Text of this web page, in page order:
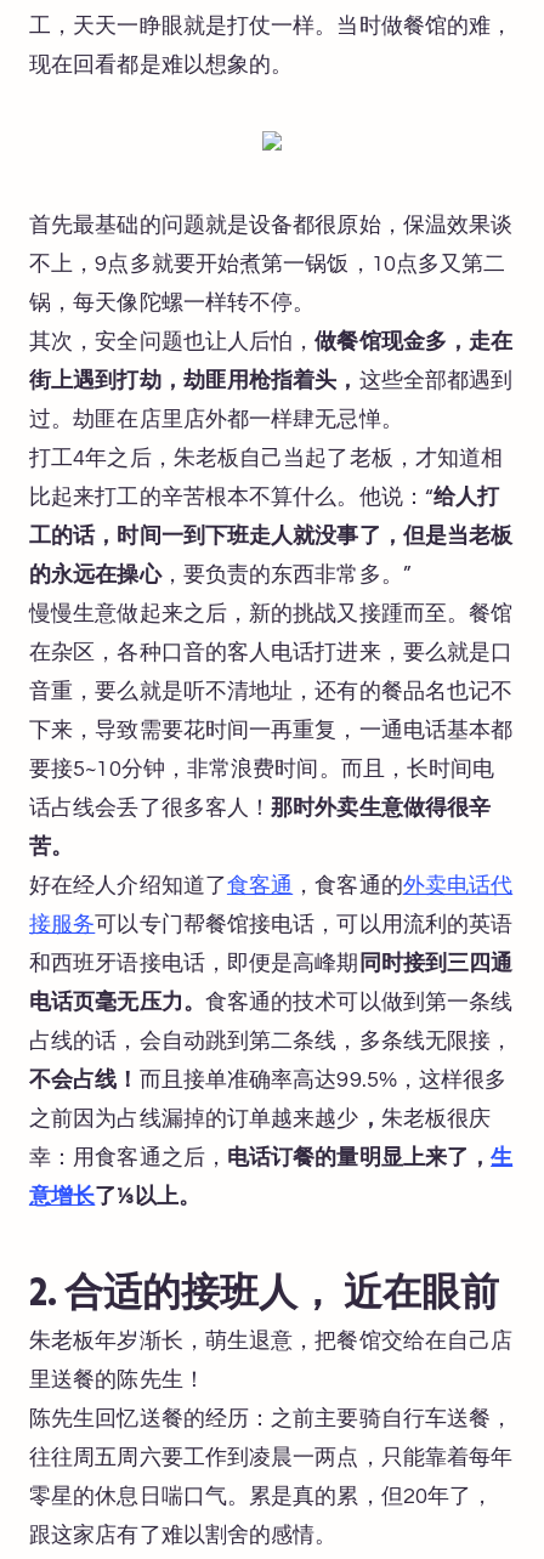
工，天天一睁眼就是打仗一样。当时做餐馆的难，
现在回看都是难以想象的。
首先最基础的问题就是设备都很原始，保温效果谈
不上，9点多就要开始煮第一锅饭，10点多又第二
锅，每天像陀螺一样转不停。
其次，安全问题也让人后怕，做餐馆现金多，走在
街上遇到打劫，劫匪用枪指着头， 这些全部都遇到
过。劫匪在店里店外都一样肆无忌惮。
打工4年之后，朱老板自己当起了老板，才知道相
比起来打工的辛苦根本不算什么。他说：“给人打
工的话，时间一到下班走人就没事了，但是当老板
的永远在操心，要负责的东西非常多。”
慢慢生意做起来之后，新的挑战又接踵而至。餐馆
在杂区，各种口音的客人电话打进来，要么就是口
音重，要么就是听不清地址，还有的餐品名也记不
下来，导致需要花时间一再重复，一通电话基本都
要接5~10分钟，非常浪费时间。而且，长时间电
话占线会丢了很多客人！那时外卖生意做得很辛
苦。
好在经人介绍知道了食客通 ，食客通的外卖电话代
接服务可以专门帮餐馆接电话，可以用流利的英语
和西班牙语接电话，即便是高峰期 同时接到三四通
电话页毫无压力。 食客通的技术可以做到第一条线
占线的话，会自动跳到第二条线，多条线无限接，
不会占线！ 而且接单准确率高达99.5%，这样很多
之前因为占线漏掉的订单越来越少 ， 朱老板很庆
幸：用食客通之后， 电话订餐的量明显上来了，生
意增长了⅓以上。
2. 合适的接班人， 近在眼前
朱老板年岁渐长，萌生退意，把餐馆交给在自己店
里送餐的陈先生！
陈先生回忆送餐的经历：之前主要骑自行车送餐，
往往周五周六要工作到凌晨一两点，只能靠着每年
零星的休息日喘口气。累是真的累，但20年了，
跟这家店有了难以割舍的感情。